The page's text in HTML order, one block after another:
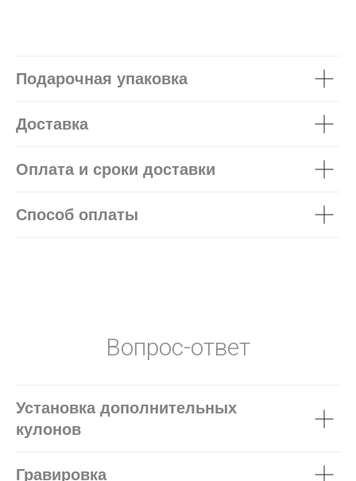
Подарочная упаковка
Доставка
Оплата и сроки доставки
Способ оплаты
Вопрос-ответ
Установка дополнительных
кулонов
Гравировка